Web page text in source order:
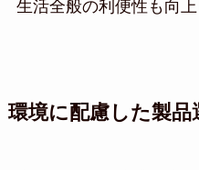
生活全般の利便性も向上
環境に配慮した製品